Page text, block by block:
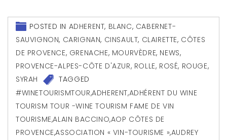
POSTED IN ADHERENT, BLANC, CABERNET-
SAUVIGNON, CARIGNAN, CINSAULT, CLAIRETTE, CÔTES
DE PROVENCE, GRENACHE, MOURVÈDRE, NEWS,
PROVENCE-ALPES-CÔTE D'AZUR, ROLLE, ROSÉ, ROUGE,
SYRAH
TAGGED
#WINETOURISMTOUR,ADHERENT,ADHÉRENT DU WINE
TOURISM TOUR -WINE TOURISM FAME DE VIN
TOURISME,ALAIN BACCINO,AOP CÔTES DE
PROVENCE,ASSOCIATION « VIN-TOURISME »,AUDREY